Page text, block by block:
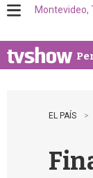
u
Montevideo,
EL PAÍS